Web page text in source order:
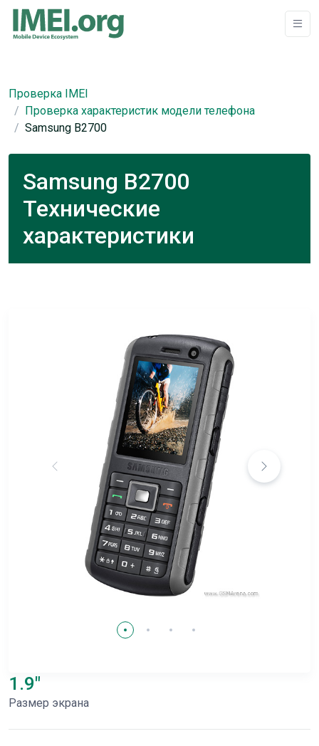
Проверка IMEI
Проверка характеристик модели телефона
Samsung B2700
Samsung B2700
Технические
характеристики
1.9"
Размер экрана